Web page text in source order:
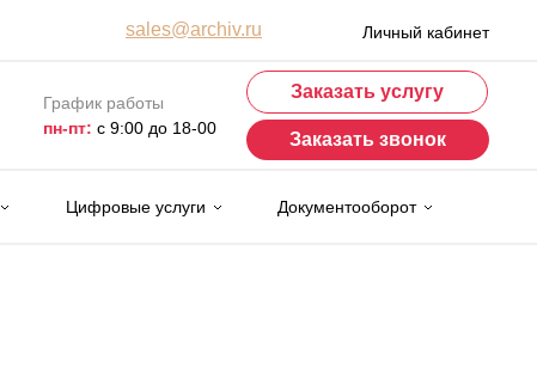
sales@archiv.ru Личный кабинет
График работы
пн-пт: с 9:00 до 18-00
Заказать услугу
Заказать звонок
Цифровые услуги Документооборот